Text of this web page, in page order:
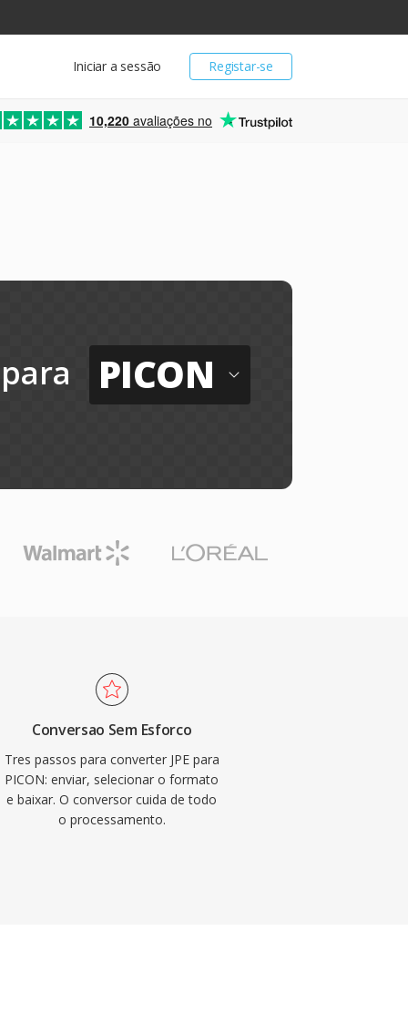
Registar-se
Iniciar a sessão
10,220 avaliações no
para PICON
Conversao Sem Esforco
Tres passos para converter JPE para
PICON: enviar, selecionar o formato
e baixar. O conversor cuida de todo
o processamento.